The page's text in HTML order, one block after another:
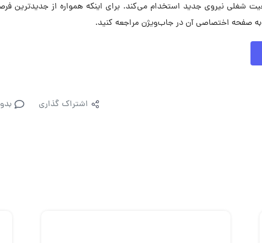
آتی فارمد در حال حاضر در ۸ موقعیت شغلی نیروی جدید استخدام می‌کند. برای اینکه همواره از
صفحه اختصاصی آن در جاب‌ویژن مراجعه کنید.
اشتراک گذاری